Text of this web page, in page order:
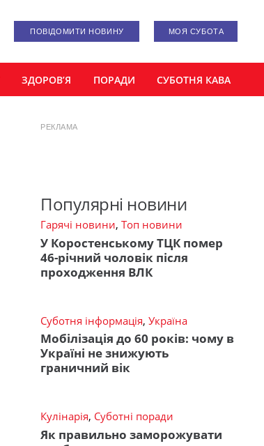
ПОВІДОМИТИ НОВИНУ МОЯ СУБОТА
ЗДОРОВ’Я ПОРАДИ СУБОТНЯ КАВА
РЕКЛАМА
Популярні новини
Гарячі новини, Топ новини
У Коростенському ТЦК помер
46-річний чоловік після
проходження ВЛК
Суботня інформація, Україна
Мобілізація до 60 років: чому в
Україні не знижують
граничний вік
Кулінарія, Суботні поради
Як правильно заморожувати